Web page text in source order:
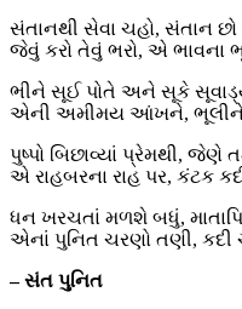
સંતાનથી સેવા ચહો, સંતાન છો
જેવું કરો તેવું ભરો, એ ભાવના
ભીને સૂઈ પોતે અને સૂકે
એની અમીમય આંખને, ભૂલીને
પુષ્પો બિછાવ્યાં પ્રેમથી, જેણે
એ રાહબરના રાહ પર, કંટક
ધન ખરચતાં મળશે બધું,
એનાં પુનિત ચરણો તણી, કદી
– સંત પુનિત